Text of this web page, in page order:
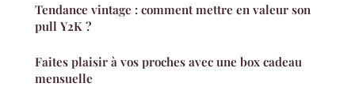
Tendance vintage : comment mettre en valeur son
pull Y2K ?
Faites plaisir à vos proches avec une box cadeau
mensuelle